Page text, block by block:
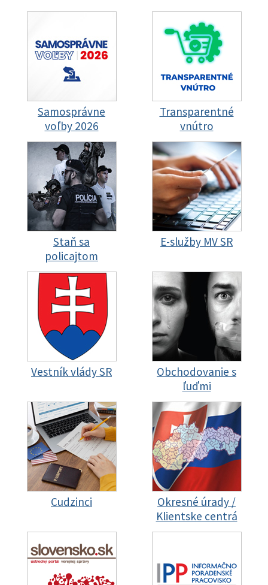
Samosprávne
voľby 2026
Transparentné
vnútro
Staň sa
policajtom
E-služby MV SR
Vestník vlády SR
Obchodovanie s
ľuďmi
Cudzinci
Okresné úrady /
Klientske centrá